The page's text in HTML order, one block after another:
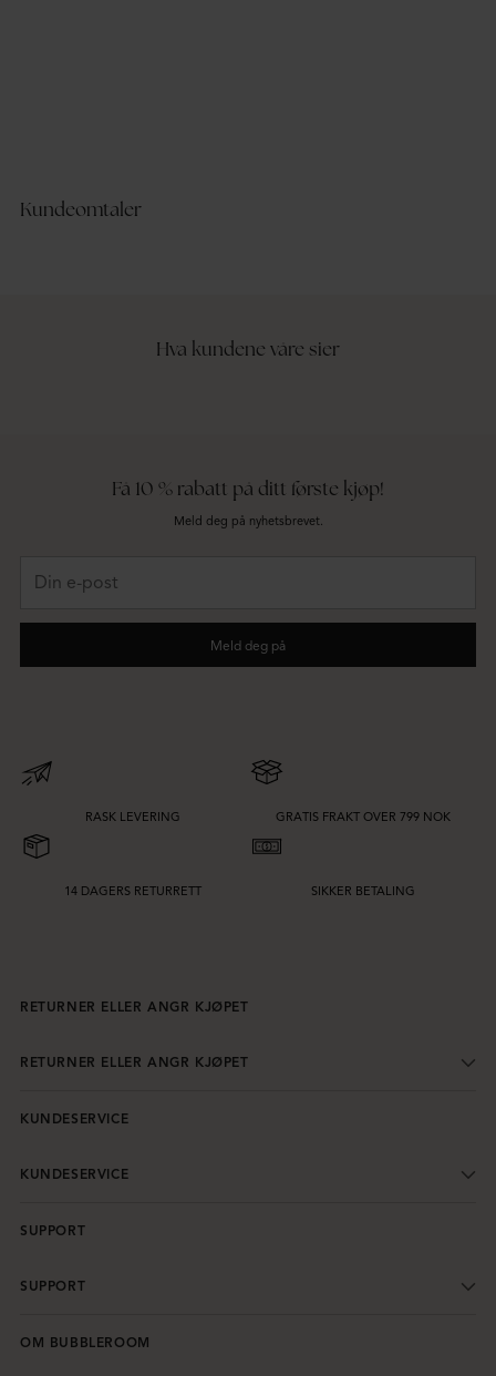
Kundeomtaler
Hva kundene våre sier
Få 10 % rabatt på ditt første kjøp!
Meld deg på nyhetsbrevet.
Meld deg på
RASK LEVERING GRATIS FRAKT OVER 799 NOK
14 DAGERS RETURRETT SIKKER BETALING
RETURNER ELLER ANGR KJØPET
RETURNER ELLER ANGR KJØPET
KUNDESERVICE
KUNDESERVICE
SUPPORT
SUPPORT
OM BUBBLEROOM